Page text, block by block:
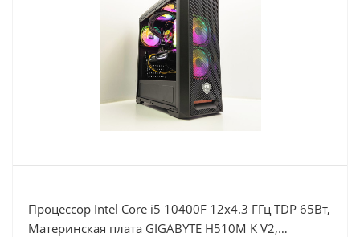
Процессор Intel Core i5 10400F 12x4.3 ГГц TDP 65Вт,
Материнская плата GIGABYTE H510M K V2,